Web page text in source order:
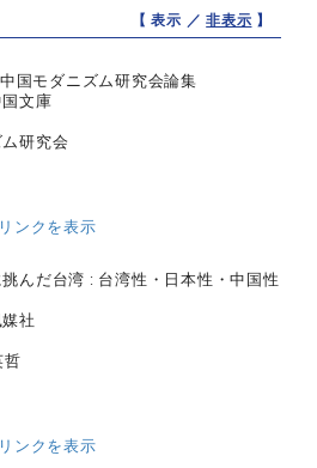
【 表示 ／非表示 】
国モダニズム研究会論集
国文庫
研究会
ンクを表示
んだ台湾 : 台湾性・日本性・中国性
媒社
哲
ンクを表示